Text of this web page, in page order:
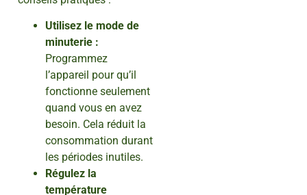
Utilisez le mode de
minuterie :
Programmez
l’appareil pour qu’il
fonctionne seulement
quand vous en avez
besoin. Cela réduit la
consommation durant
les périodes inutiles.
Régulez la
température